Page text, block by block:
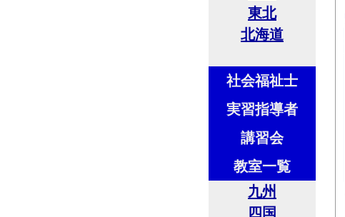
東北
北海道
社会福祉士
実習指導者
講習会
教室一覧
九州
四国